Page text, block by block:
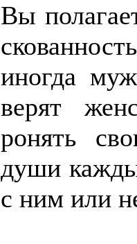
Вы
иногда
верят
ронять
души
с ним или